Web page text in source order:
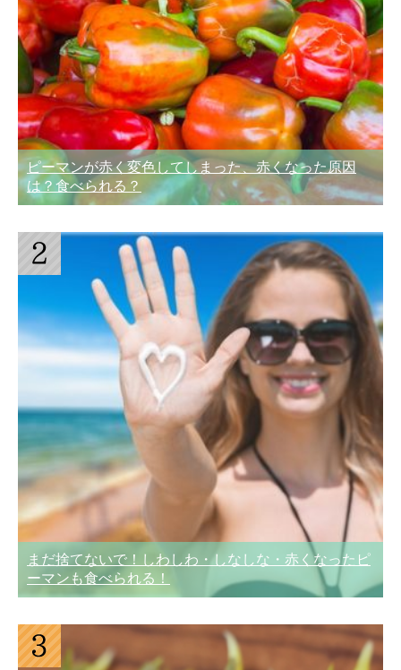
ピーマンが赤く変色してしまった、赤くなった原因
は？食べられる？
まだ捨てないで！しわしわ・しなしな・赤くなったピ
ーマンも食べられる！